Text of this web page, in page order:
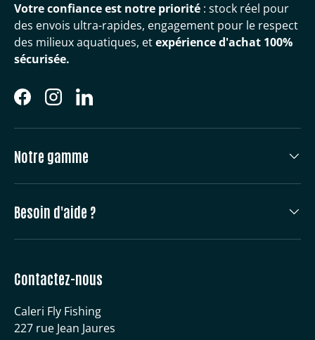
Votre confiance est notre priorité : stock réel pour
des envois ultra-rapides, engagement pour le respect
des milieux aquatiques, etexpérience d'achat 100%
sécurisée.
FacebookInstagramLinkedIn
Notre gamme
Besoin d'aide ?
Contactez-nous
Caleri Fly Fishing
227 rue Jean Jaures